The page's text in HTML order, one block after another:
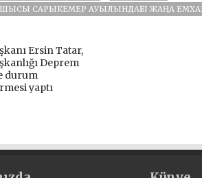
САРЫКЕМЕР АУЫЛЫНДАҒЫ ЖАҢА
Ersin Tatar,
Deprem
durum
yaptı